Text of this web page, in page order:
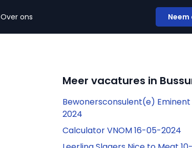
Over ons
Meer vacatures in
Bewonersconsulent(e)
2024
Calculator VNOM 16-05-2024